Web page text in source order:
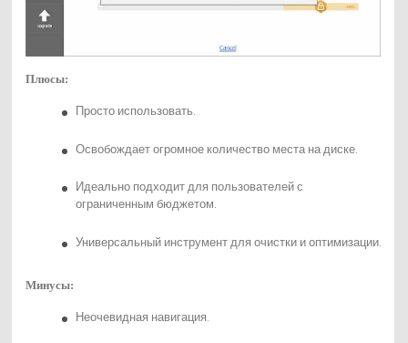
Плюсы:
Просто использовать.
Освобождает огромное количество места на диске.
Идеально подходит для пользователей с
ограниченным бюджетом.
Универсальный инструмент для очистки и оптимизации.
Минусы:
Неочевидная навигация.